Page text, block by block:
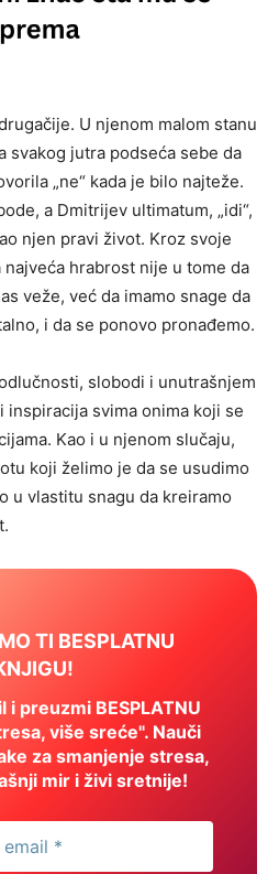
U njenom malom stanu
svakog jutra podseća sebe da
„ne“ kada je bilo najteže.
a Dmitrijev ultimatum, „idi“,
njen pravi život. Kroz svoje
najveća hrabrost nije u tome da
veže, već da imamo snage da
i da se ponovo pronađemo.
slobodi i unutrašnjem
inspiracija svima onima koji se
Kao i u njenom slučaju,
koji želimo je da se usudimo
u vlastitu snagu da kreiramo
TI BESPLATNU
i preuzmi BESPLATNU
više sreće". Nauči
za smanjenje stresa,
mir i živi sretnije!